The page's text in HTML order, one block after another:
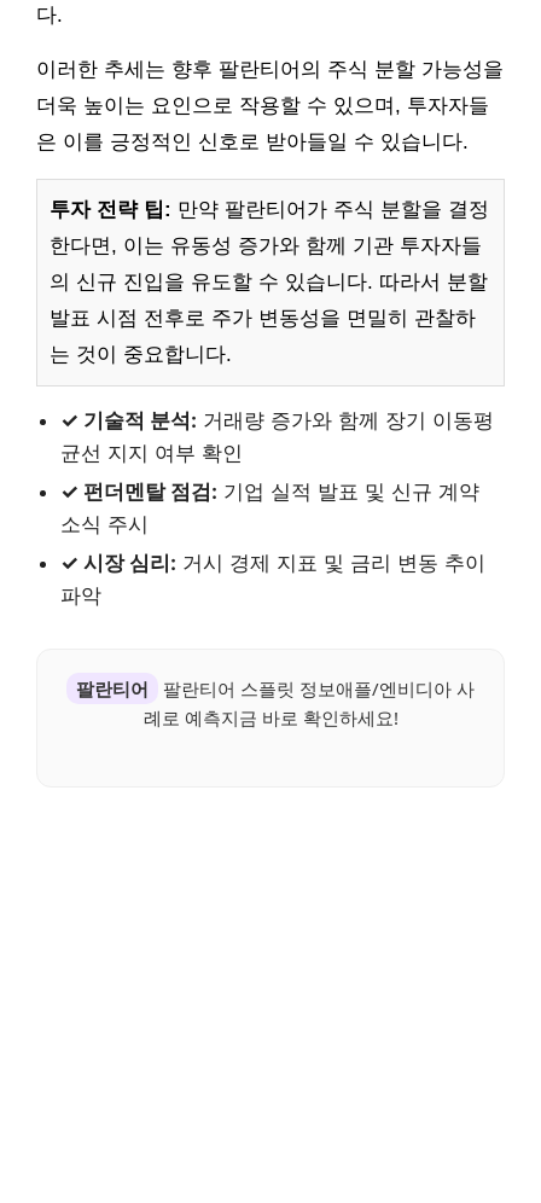
다.
이러한 추세는 향후 팔란티어의 주식 분할 가능성을
더욱 높이는 요인으로 작용할 수 있으며, 투자자들
은 이를 긍정적인 신호로 받아들일 수 있습니다.
투자 전략 팁: 만약 팔란티어가 주식 분할을 결정
한다면, 이는 유동성 증가와 함께 기관 투자자들
의 신규 진입을 유도할 수 있습니다. 따라서 분할
발표 시점 전후로 주가 변동성을 면밀히 관찰하
는 것이 중요합니다.
✓ 기술적 분석: 거래량 증가와 함께 장기 이동평
균선 지지 여부 확인
✓ 펀더멘탈 점검: 기업 실적 발표 및 신규 계약
소식 주시
✓ 시장 심리: 거시 경제 지표 및 금리 변동 추이
파악
팔란티어
팔란티어 스플릿 정보애플/엔비디아 사
례로 예측지금 바로 확인하세요!